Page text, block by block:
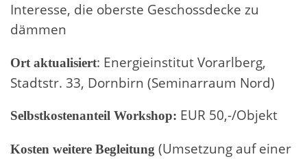
Interesse, die oberste Geschossdecke zu
dämmen
Ort aktualisiert: Energieinstitut Vorarlberg,
Stadtstr. 33, Dornbirn (Seminarraum Nord)
Selbstkostenanteil Workshop: EUR 50,-/Objekt
Kosten weitere Begleitung (Umsetzung auf einer